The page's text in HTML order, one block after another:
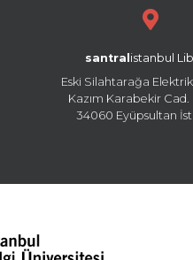
santral istanbul
Eski Silahtarağa
Kazım Karabekir Cad.
34060 Eyüpsultan